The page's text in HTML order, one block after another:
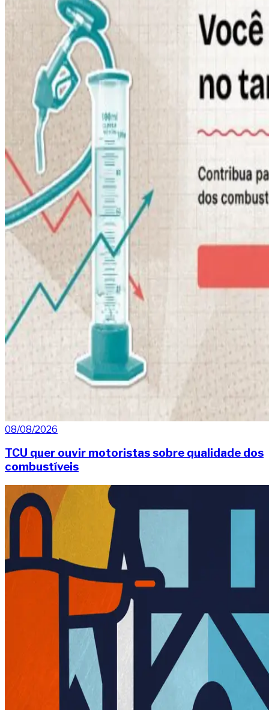
08/08/2026
TCU quer ouvir motoristas sobre qualidade dos
combustíveis